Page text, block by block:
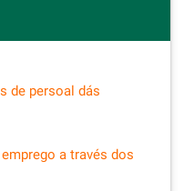
de persoal dás
a través dos